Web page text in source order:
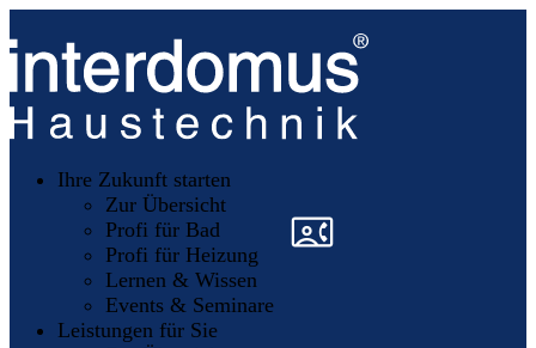
Ihre Zukunft starten
Zur Übersicht
Profi für Bad
Profi für Heizung
Lernen & Wissen
Events & Seminare
Leistungen für Sie
»